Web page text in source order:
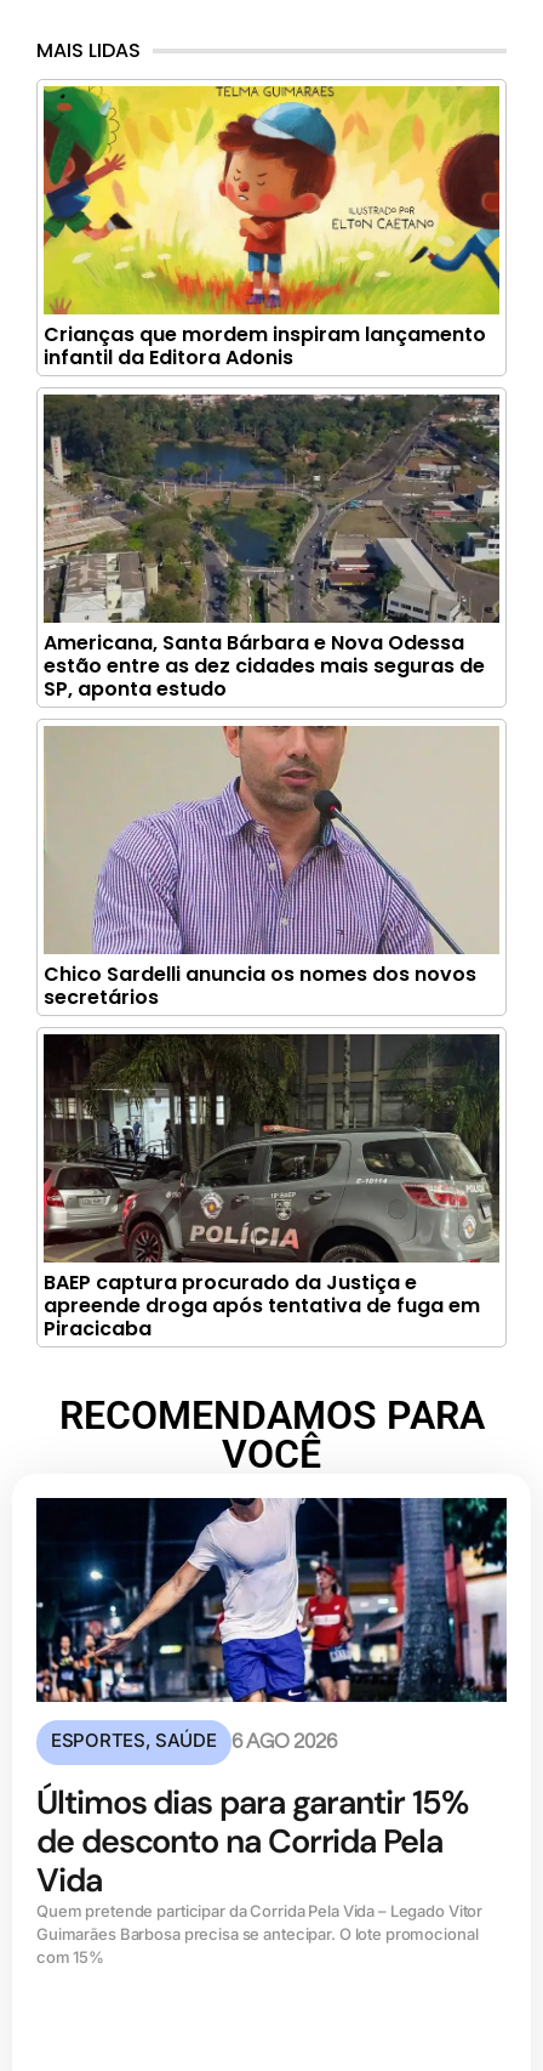
MAIS LIDAS
Crianças que mordem inspiram lançamento
infantil da Editora Adonis
Americana, Santa Bárbara e Nova Odessa
estão entre as dez cidades mais seguras de
SP, aponta estudo
Chico Sardelli anuncia os nomes dos novos
secretários
BAEP captura procurado da Justiça e
apreende droga após tentativa de fuga em
Piracicaba
RECOMENDAMOS PARA
VOCÊ
ESPORTES,SAÚDE 6 AGO 2026
Últimos dias para garantir 15%
de desconto na Corrida Pela
Vida
Quem pretende participar da Corrida Pela Vida – Legado Vitor
Guimarães Barbosa precisa se antecipar. O lote promocional
com 15%